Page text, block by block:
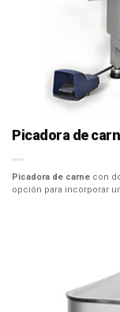
Picadora de
Picadora de carne con
opción para incorporar